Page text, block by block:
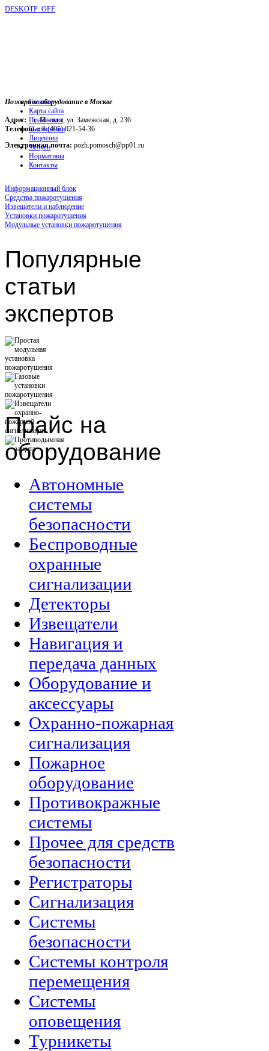
DESKOTP_OFF
Пожарное оборудование в Москве
Адрес: г. Москва, ул. Замежская, д. 236
Телефоны:8 (495) 021-54-36
Электронная почта: pozh.pomosch@pp01.ru
Главная
Карта сайта
Прайс-лист
О компании
Лицензии
Услуги
Нормативы
Контакты
Информационный блок
Средства пожаротушения
Извещатели и наблюдение
Установки пожаротушения
Модульные установки пожаротушения
Популярные
статьи
экспертов
Прайс на
оборудование
Автономные
системы
безопасности
Беспроводные
охранные
сигнализации
Детекторы
Извещатели
Навигация и
передача данных
Оборудование и
аксессуары
Охранно-пожарная
сигнализация
Пожарное
оборудование
Противокражные
системы
Прочее для средств
безопасности
Регистраторы
Сигнализация
Системы
безопасности
Системы контроля
перемещения
Системы
оповещения
Турникеты